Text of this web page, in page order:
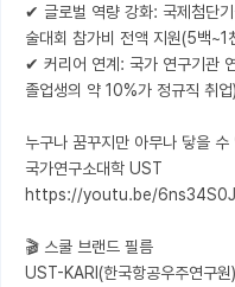
✔ 글로벌 역량 강화: 국제첨단
술대회 참가비 전액 지원(5백~1
✔ 커리어 연계: 국가 연구기관
졸업생의 약 10%가 정규직 취업)
누구나 꿈꾸지만 아무나 닿을 수
국가연구소대학 UST
https://youtu.be/
🎬 스쿨 브랜드 필름
UST-KARI(한국항공우주연구원)